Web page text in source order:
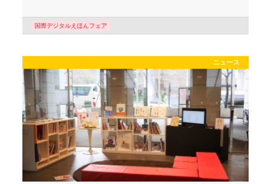
国際デジタルえほんフェア
ニュース